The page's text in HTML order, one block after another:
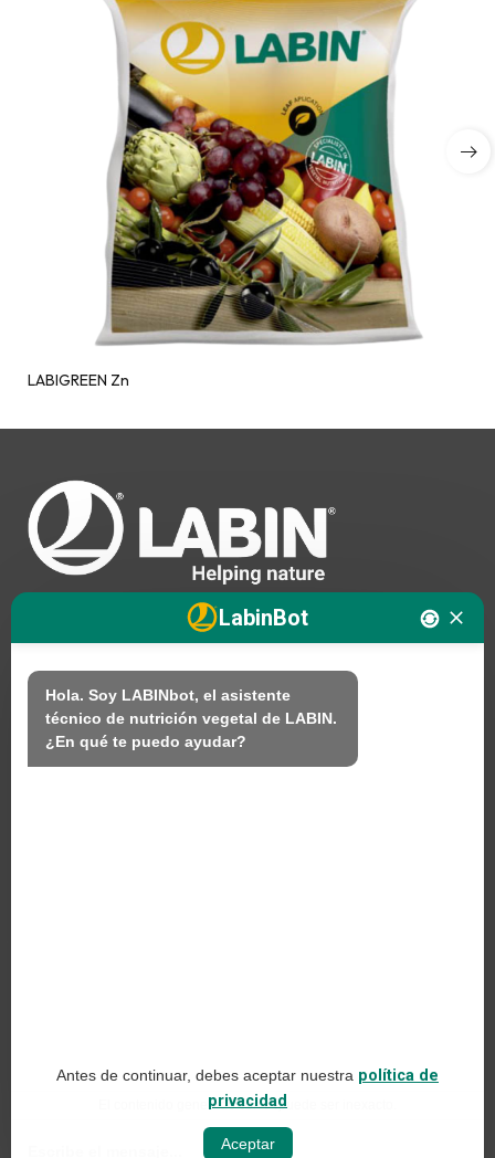
LABIGREEN Zn
Nosotros
Productos
Política de redes sociales
Política de privacidad web
LabinBot
Hola. Soy LABINbot, el asistente
técnico de nutrición vegetal de LABIN.
¿En qué te puedo ayudar?
El contenido generado con IA puede ser inexacto.
Antes de continuar, debes aceptar nuestra política de
privacidad
Aceptar